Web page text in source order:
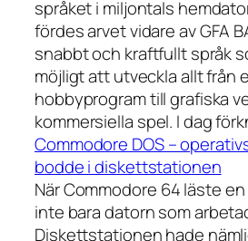
språket i miljontals
fördes arvet vidare av GFA
snabbt och kraftfullt språk
möjligt att utveckla allt från
hobbyprogram till grafiska
kommersiella spel. I dag
Commodore DOS –
bodde i diskettstationen
När Commodore 64 läste
inte bara datorn som
Diskettstationen hade